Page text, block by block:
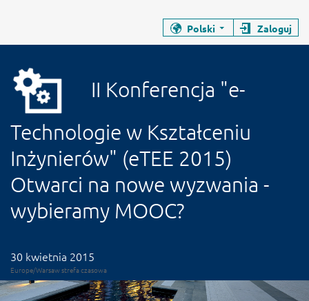
Polski Zaloguj
II Konferencja "e-
Technologie w Kształceniu
Inżynierów" (eTEE 2015)
Otwarci na nowe wyzwania -
wybieramy MOOC?
Data wydarzenia
30 kwietnia 2015
Europe/Warsaw strefa czasowa